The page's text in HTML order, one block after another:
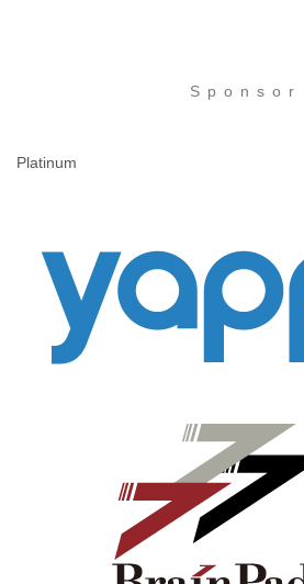
Sponsor
Platinum